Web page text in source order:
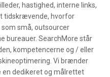
hastighed, interne links,
tidskrævende, hvorfor
små, outsourcer
bureauer. SearchMore står
kompetencerne og / eller
Vi brænder
dedikeret og målrettet